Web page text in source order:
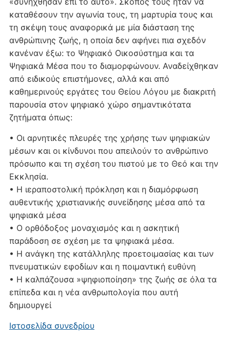
καταθέσουν την αγωνία τους, τη μαρτυρία τους και
τη σκέψη τους αναφορικά με μία διάσταση της
ανθρώπινης ζωής, η οποία δεν αφήνει πια σχεδόν
κανέναν έξω: το Ψηφιακό Οικοσύστημα και τα
Ψηφιακά Μέσα που το διαμορφώνουν. Αναδείχθηκαν
από ειδικούς επιστήμονες, αλλά και από
καθημερινούς εργάτες του Θείου Λόγου με διακριτή
παρουσία στον ψηφιακό χώρο σημαντικότατα
ζητήματα όπως:
• Οι αρνητικές πλευρές της χρήσης των ψηφιακών
μέσων και οι κίνδυνοι που απειλούν το ανθρώπινο
πρόσωπο και τη σχέση του πιστού με το Θεό και την
Εκκλησία.
• Η ιεραποστολική πρόκληση και η διαμόρφωση
αυθεντικής χριστιανικής συνείδησης μέσα από τα
ψηφιακά μέσα
• Ο ορθόδοξος μοναχισμός και η ασκητική
παράδοση σε σχέση με τα ψηφιακά μέσα.
• Η ανάγκη της κατάλληλης προετοιμασίας και των
πνευματικών εφοδίων και η ποιμαντική ευθύνη
• Η καλπάζουσα »ψηφιοποίηση» της ζωής σε όλα τα
επίπεδα και η νέα ανθρωπολογία που αυτή
δημιουργεί
Ιστοσελίδα συνεδρίου